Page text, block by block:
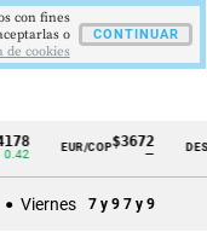
EUR/COP$3672
—
Viernes 7 y 9 7 y 9
con fines
o
de cookies
CONTINUAR